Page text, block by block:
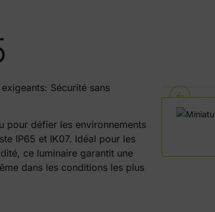
Sécurité sans
pour défier les environnements
IP65 et IK07. Idéal pour les
ce luminaire garantit une
dans les conditions les plus